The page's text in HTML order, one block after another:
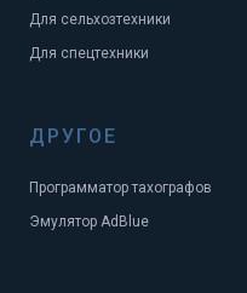
Для сельхозтехники
Для спецтехники
ДРУГОЕ
Программатор тахографов
Эмулятор AdBlue